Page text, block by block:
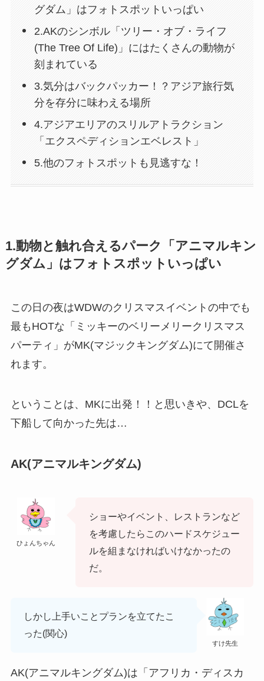
グダム」はフォトスポットいっぱい
2.AKのシンボル「ツリー・オブ・ライフ
(The Tree Of Life)」にはたくさんの動物が
刻まれている
3.気分はバックパッカー！？アジア旅行気
分を存分に味わえる場所
4.アジアエリアのスリルアトラクション
「エクスペディションエベレスト」
5.他のフォトスポットも見逃すな！
1.動物と触れ合えるパーク「アニマルキン
グダム」はフォトスポットいっぱい
この日の夜はWDWのクリスマスイベントの中でも
最もHOTな「ミッキーのベリーメリークリスマス
パーティ」がMK(マジックキングダム)にて開催さ
れます。
ということは、MKに出発！！と思いきや、DCLを
下船して向かった先は…
AK(アニマルキングダム)
ひょんちゃん
ショーやイベント、レストランなど
を考慮したらこのハードスケジュー
ルを組まなければいけなかったの
だ。
すけ先生
しかし上手いことプランを立てたこ
った(関心)
AK(アニマルキングダム)は「アフリカ・ディスカ